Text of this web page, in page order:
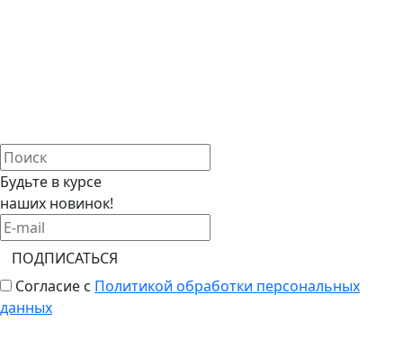
Будьте в курсе
наших новинок!
ПОДПИСАТЬСЯ
Согласие с Политикой обработки персональных
данных